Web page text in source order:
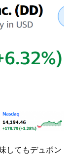
してもデュポン